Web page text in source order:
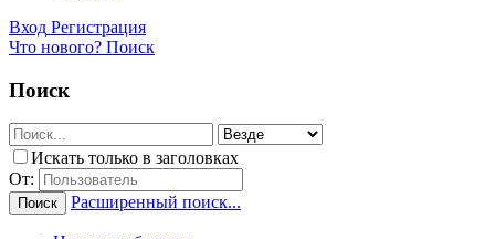
Вход Регистрация
Что нового? Поиск
Поиск
Искать только в заголовках
От:
Поиск Расширенный поиск...